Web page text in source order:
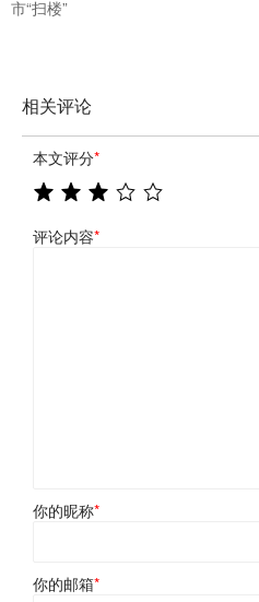
市“扫楼”
相关评论
本文评分*
评论内容*
你的昵称*
你的邮箱*